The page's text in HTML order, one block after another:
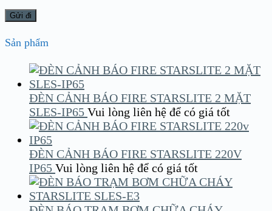
Sản phẩm
ĐÈN CẢNH BÁO FIRE STARSLITE 2 MẶT
SLES-IP65 Vui lòng liên hệ để có giá tốt
ĐÈN CẢNH BÁO FIRE STARSLITE 220V
IP65 Vui lòng liên hệ để có giá tốt